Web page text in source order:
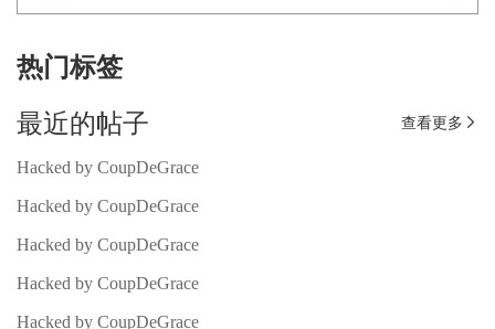
热门标签
最近的帖子
查看更多 
Hacked by CoupDeGrace
Hacked by CoupDeGrace
Hacked by CoupDeGrace
Hacked by CoupDeGrace
Hacked by CoupDeGrace